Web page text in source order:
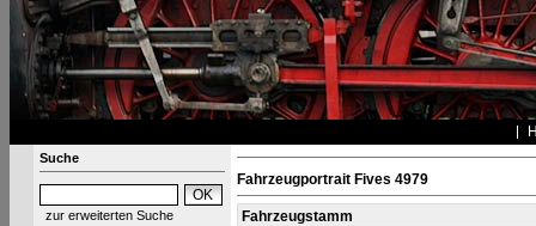
Suche
zur erweiterten Suche
Fahrzeugportrait Fives 4979
Fahrzeugstamm